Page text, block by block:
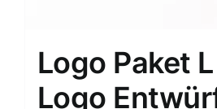
Logo Paket
Logo